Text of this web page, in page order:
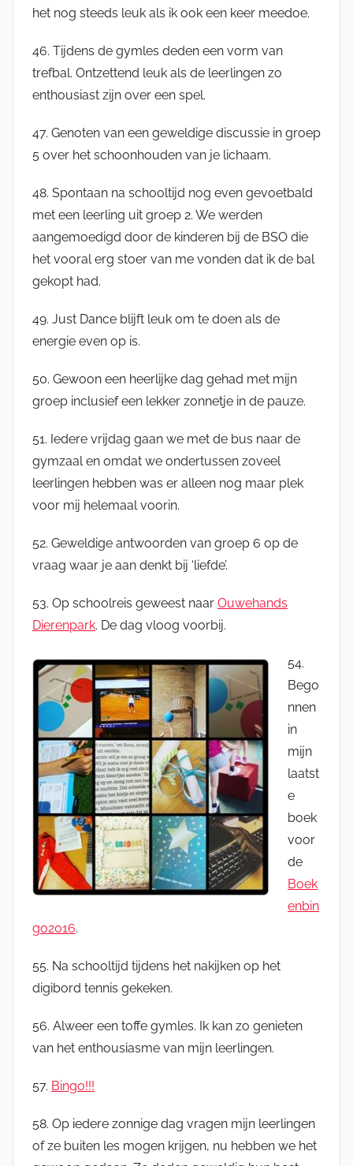
het nog steeds leuk als ik ook een keer meedoe.
46. Tijdens de gymles deden een vorm van
trefbal. Ontzettend leuk als de leerlingen zo
enthousiast zijn over een spel.
47. Genoten van een geweldige discussie in groep
5 over het schoonhouden van je lichaam.
48. Spontaan na schooltijd nog even gevoetbald
met een leerling uit groep 2. We werden
aangemoedigd door de kinderen bij de BSO die
het vooral erg stoer van me vonden dat ik de bal
gekopt had.
49. Just Dance blijft leuk om te doen als de
energie even op is.
50. Gewoon een heerlijke dag gehad met mijn
groep inclusief een lekker zonnetje in de pauze.
51. Iedere vrijdag gaan we met de bus naar de
gymzaal en omdat we ondertussen zoveel
leerlingen hebben was er alleen nog maar plek
voor mij helemaal voorin.
52. Geweldige antwoorden van groep 6 op de
vraag waar je aan denkt bij ‘liefde’.
53. Op schoolreis geweest naar Ouwehands
Dierenpark. De dag vloog voorbij.
54.
Bego
nnen
in
mijn
laatst
e
boek
voor
de
Boek
enbin
go2016.
55. Na schooltijd tijdens het nakijken op het
digibord tennis gekeken.
56. Alweer een toffe gymles. Ik kan zo genieten
van het enthousiasme van mijn leerlingen.
57. Bingo!!!
58. Op iedere zonnige dag vragen mijn leerlingen
of ze buiten les mogen krijgen, nu hebben we het